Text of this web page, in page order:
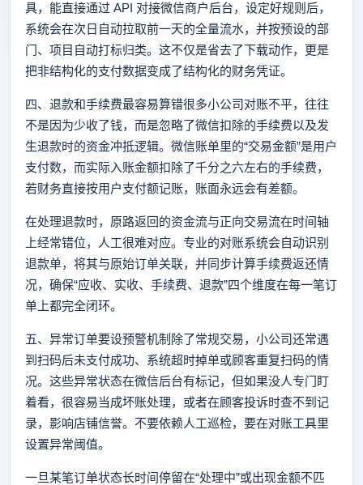
具，能直接通过 API 对接微信商户后台，设定好规则后，
系统会在次日自动拉取前一天的全量流水，并按预设的部
门、项目自动打标归类。这不仅是省去了下载动作，更是
把非结构化的支付数据变成了结构化的财务凭证。
四、退款和手续费最容易算错很多小公司对账不平，往往
不是因为少收了钱，而是忽略了微信扣除的手续费以及发
生退款时的资金冲抵逻辑。微信账单里的“交易金额”是用户
支付数，而实际入账金额扣除了千分之六左右的手续费，
若财务直接按用户支付额记账，账面永远会有差额。
在处理退款时，原路返回的资金流与正向交易流在时间轴
上经常错位，人工很难对应。专业的对账系统会自动识别
退款单，将其与原始订单关联，并同步计算手续费返还情
况，确保“应收、实收、手续费、退款”四个维度在每一笔订
单上都完全闭环。
五、异常订单要设预警机制除了常规交易，小公司还常遇
到扫码后未支付成功、系统超时掉单或顾客重复扫码的情
况。这些异常状态在微信后台有标记，但如果没人专门盯
着看，很容易当成坏账处理，或者在顾客投诉时查不到记
录，影响店铺信誉。不要依赖人工巡检，要在对账工具里
设置异常阈值。
一旦某笔订单状态长时间停留在“处理中”或出现金额不匹